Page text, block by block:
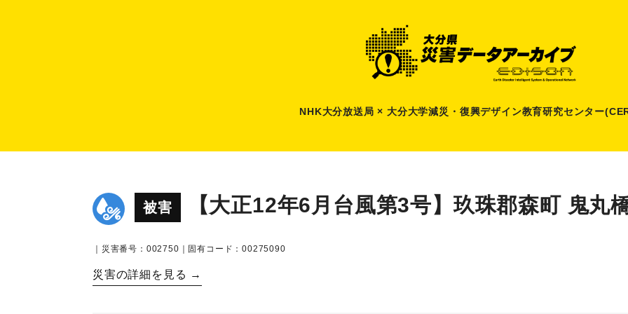
NHK大分放送局 × 大分大学減災 ・ 復興デザイン教育研究センター
被害 【大正12年6月台風第3号】玖珠郡森町 鬼丸
｜災害番号：002750｜固有コード：00275090
災害の詳細を見る →